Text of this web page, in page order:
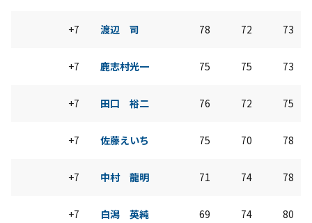
+7 渡辺 司 78 72 73
+7 鹿志村光一 75 75 73
+7 田口 裕二 76 72 75
+7 佐藤えいち 75 70 78
+7 中村 龍明 71 74 78
+7 白潟 英純 69 74 80